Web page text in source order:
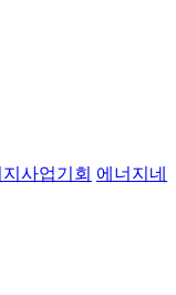
사업기회 에너지네